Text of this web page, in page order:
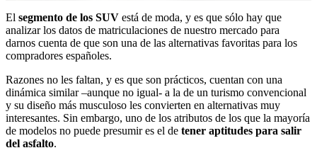
El segmento de los SUV está de moda, y es que sólo hay que
analizar los datos de matriculaciones de nuestro mercado para
darnos cuenta de que son una de las alternativas favoritas para los
compradores españoles.
Razones no les faltan, y es que son prácticos, cuentan con una
dinámica similar –aunque no igual- a la de un turismo convencional
y su diseño más musculoso les convierten en alternativas muy
interesantes. Sin embargo, uno de los atributos de los que la mayoría
de modelos no puede presumir es el de tener aptitudes para salir
del asfalto.